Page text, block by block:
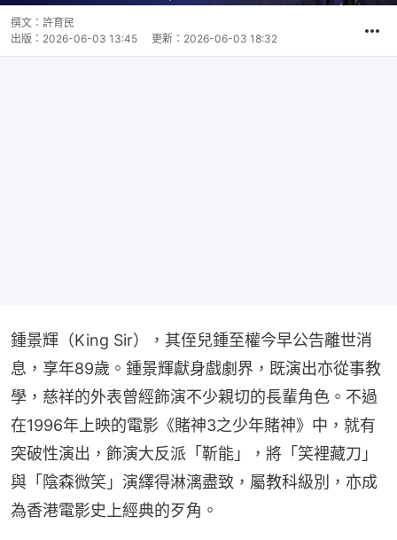
撰文： 許育民
出版： 2026-06-03 13:45 更新： 2026-06-03 18:32
鍾景輝（King Sir），其侄兒鍾至權今早公告離世消
息，享年89歲。鍾景輝獻身戲劇界，既演出亦從事教
學，慈祥的外表曾經飾演不少親切的長輩角色。不過
在1996年上映的電影《賭神3之少年賭神》中，就有
突破性演出，飾演大反派「靳能」，將「笑裡藏刀」
與「陰森微笑」演繹得淋漓盡致，屬教科級別，亦成
為香港電影史上經典的歹角。